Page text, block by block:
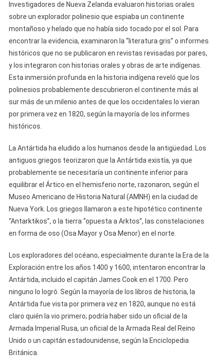
Investigadores de Nueva Zelanda evaluaron historias orales
sobre un explorador polinesio que espiaba un continente
montañoso y helado que no había sido tocado por el sol. Para
encontrar la evidencia, examinaron la “literatura gris” o informes
históricos que no se publicaron en revistas revisadas por pares,
y los integraron con historias orales y obras de arte indígenas.
Esta inmersión profunda en la historia indígena reveló que los
polinesios probablemente descubrieron el continente más al
sur más de un milenio antes de que los occidentales lo vieran
por primera vez en 1820, según la mayoría de los informes
históricos.
La Antártida ha eludido a los humanos desde la antigüedad. Los
antiguos griegos teorizaron que la Antártida existía, ya que
probablemente se necesitaría un continente inferior para
equilibrar el Ártico en el hemisferio norte, razonaron, según el
Museo Americano de Historia Natural (AMNH) en la ciudad de
Nueva York. Los griegos llamaron a este hipotético continente
“Antarktikos”, o la tierra “opuesta a Arktos”, las constelaciones
en forma de oso (Osa Mayor y Osa Menor) en el norte.
Los exploradores del océano, especialmente durante la Era de la
Exploración entre los años 1400 y 1600, intentaron encontrar la
Antártida, incluido el capitán James Cook en el 1700. Pero
ninguno lo logró. Según la mayoría de los libros de historia, la
Antártida fue vista por primera vez en 1820, aunque no está
claro quién la vio primero; podría haber sido un oficial de la
Armada Imperial Rusa, un oficial de la Armada Real del Reino
Unido o un capitán estadounidense, según la Enciclopedia
Británica.